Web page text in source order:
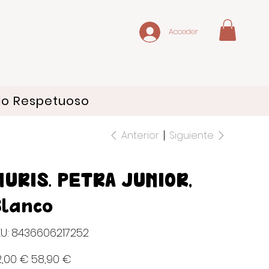
Acceder
Respetuoso
Anterior Siguiente
PETRA JUNIOR,
8436606217252
8436606217252
€ de
58,90 €